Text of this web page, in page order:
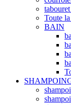
Toute
BAIN